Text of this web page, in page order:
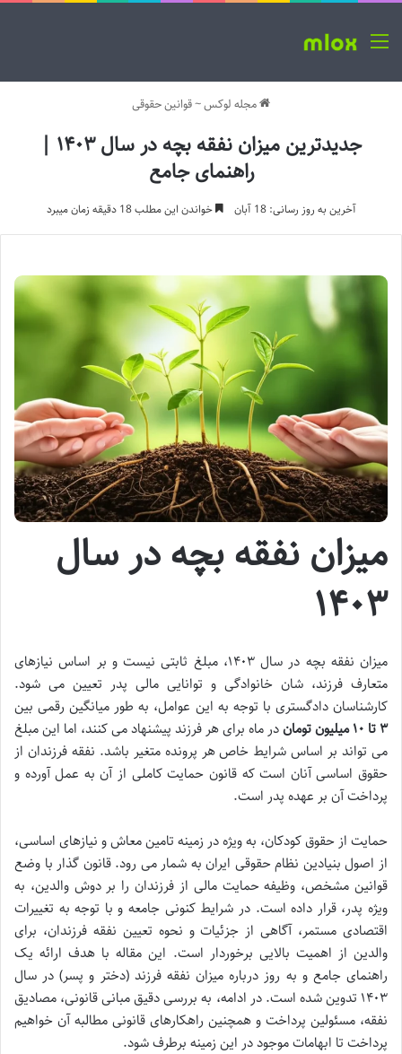
منو
مجله لوکس~قوانین حقوقی
جدیدترین میزان نفقه بچه در سال ۱۴۰۳ |
راهنمای جامع
آخرین به روز رسانی: 18 آبان خواندن این مطلب 18 دقیقه زمان میبرد
میزان نفقه بچه در سال
۱۴۰۳
میزان نفقه بچه در سال ۱۴۰۳، مبلغ ثابتی نیست و بر اساس نیازهای
متعارف فرزند، شان خانوادگی و توانایی مالی پدر تعیین می شود.
کارشناسان دادگستری با توجه به این عوامل، به طور میانگین رقمی بین
۳ تا ۱۰ میلیون تومان
در ماه برای هر فرزند پیشنهاد می کنند، اما این مبلغ
می تواند بر اساس شرایط خاص هر پرونده متغیر باشد. نفقه فرزندان از
حقوق اساسی آنان است که قانون حمایت کاملی از آن به عمل آورده و
پرداخت آن بر عهده پدر است.
حمایت از حقوق کودکان، به ویژه در زمینه تامین معاش و نیازهای اساسی،
از اصول بنیادین نظام حقوقی ایران به شمار می رود. قانون گذار با وضع
قوانین مشخص، وظیفه حمایت مالی از فرزندان را بر دوش والدین، به
ویژه پدر، قرار داده است. در شرایط کنونی جامعه و با توجه به تغییرات
اقتصادی مستمر، آگاهی از جزئیات و نحوه تعیین نفقه فرزندان، برای
والدین از اهمیت بالایی برخوردار است. این مقاله با هدف ارائه یک
راهنمای جامع و به روز درباره میزان نفقه فرزند (دختر و پسر) در سال
۱۴۰۳ تدوین شده است. در ادامه، به بررسی دقیق مبانی قانونی، مصادیق
نفقه، مسئولین پرداخت و همچنین راهکارهای قانونی مطالبه آن خواهیم
پرداخت تا ابهامات موجود در این زمینه برطرف شود.